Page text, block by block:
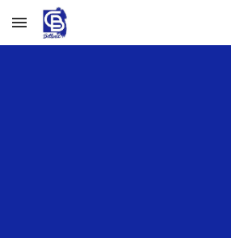
Skip to main content